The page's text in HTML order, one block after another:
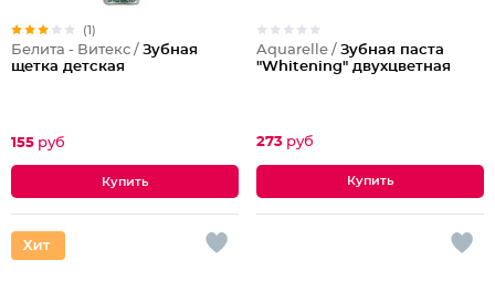
(1)
Белита - Витекс / Зубная
щетка детская
155 руб
Aquarelle / Зубная паста
"Whitening" двухцветная
273 руб